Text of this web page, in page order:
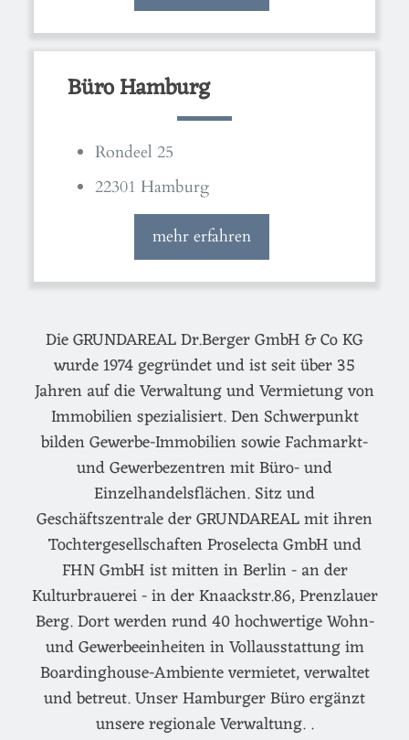
Büro Hamburg
Rondeel 25
22301 Hamburg
mehr erfahren
Die GRUNDAREAL Dr.Berger GmbH & Co KG
wurde 1974 gegründet und ist seit über 35
Jahren auf die Verwaltung und Vermietung von
Immobilien spezialisiert. Den Schwerpunkt
bilden Gewerbe-Immobilien sowie Fachmarkt-
und Gewerbezentren mit Büro- und
Einzelhandelsflächen. Sitz und
Geschäftszentrale der GRUNDAREAL mit ihren
Tochtergesellschaften Proselecta GmbH und
FHN GmbH ist mitten in Berlin - an der
Kulturbrauerei - in der Knaackstr.86, Prenzlauer
Berg. Dort werden rund 40 hochwertige Wohn-
und Gewerbeeinheiten in Vollausstattung im
Boardinghouse-Ambiente vermietet, verwaltet
und betreut. Unser Hamburger Büro ergänzt
unsere regionale Verwaltung. .